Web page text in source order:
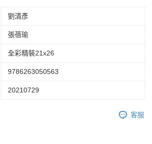
劉清彥
張蓓瑜
全彩精裝21x26
9786263050563
20210729
客服